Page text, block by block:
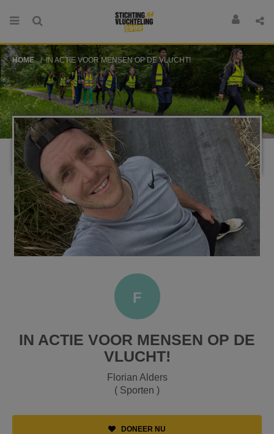
HOME IN ACTIE VOOR MENSEN OP DE VLUCHT!
F
IN ACTIE VOOR MENSEN OP DE
VLUCHT!
Florian Alders
( Sporten )
DONEER NU